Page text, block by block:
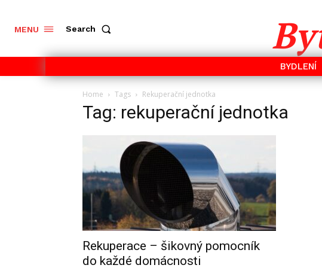
MENU Search
BYDLENÍ
Home Tags Rekuperační jednotka
Tag: rekuperační jednotka
Rekuperace – šikovný pomocník
do každé domácnosti